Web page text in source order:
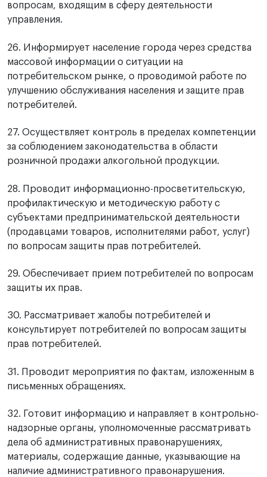
вопросам, входящим в сферу деятельности
управления.
26. Информирует население города через средства
массовой информации о ситуации на
потребительском рынке, о проводимой работе по
улучшению обслуживания населения и защите прав
потребителей.
27. Осуществляет контроль в пределах компетенции
за соблюдением законодательства в области
розничной продажи алкогольной продукции.
28. Проводит информационно-просветительскую,
профилактическую и методическую работу с
субъектами предпринимательской деятельности
(продавцами товаров, исполнителями работ, услуг)
по вопросам защиты прав потребителей.
29. Обеспечивает прием потребителей по вопросам
защиты их прав.
30. Рассматривает жалобы потребителей и
консультирует потребителей по вопросам защиты
прав потребителей.
31. Проводит мероприятия по фактам, изложенным в
письменных обращениях.
32. Готовит информацию и направляет в контрольно-
надзорные органы, уполномоченные рассматривать
дела об административных правонарушениях,
материалы, содержащие данные, указывающие на
наличие административного правонарушения.